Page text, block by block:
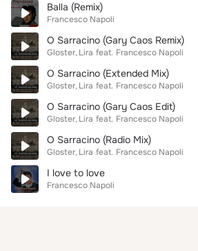
Balla (Remix)
Francesco Napoli
O Sarracino (Gary Caos Remix)
Gloster Lira feat. Francesco Napoli
O Sarracino (Extended Mix)
Gloster Lira feat. Francesco Napoli
O Sarracino (Gary Caos Edit)
Gloster Lira feat. Francesco Napoli
O Sarracino (Radio Mix)
Gloster Lira feat. Francesco Napoli
I love to love
Francesco Napoli